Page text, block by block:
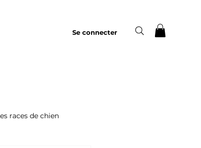
Se connecter
races de chien